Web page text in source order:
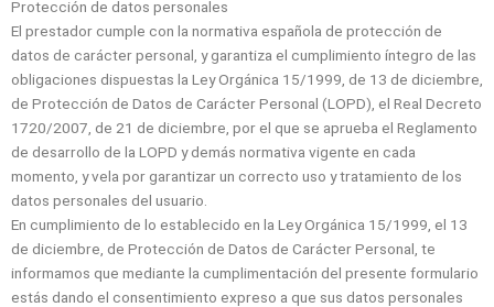
Protección de datos personales
El prestador cumple con la normativa española de protección de
datos de carácter personal, y garantiza el cumplimiento íntegro de las
obligaciones dispuestas la Ley Orgánica 15/1999, de 13 de diciembre,
de Protección de Datos de Carácter Personal (LOPD), el Real Decreto
1720/2007, de 21 de diciembre, por el que se aprueba el Reglamento
de desarrollo de la LOPD y demás normativa vigente en cada
momento, y vela por garantizar un correcto uso y tratamiento de los
datos personales del usuario.
En cumplimiento de lo establecido en la Ley Orgánica 15/1999, el 13
de diciembre, de Protección de Datos de Carácter Personal, te
informamos que mediante la cumplimentación del presente formulario
estás dando el consentimiento expreso a que sus datos personales